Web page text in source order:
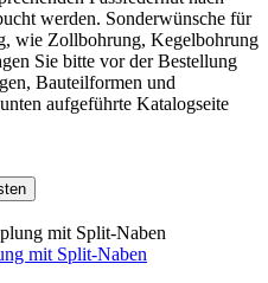
werden. Sonderwünsche für
wie Zollbohrung, Kegelbohrung
Sie bitte vor der Bestellung
Bauteilformen und
aufgeführte Katalogseite
mit Split-Naben